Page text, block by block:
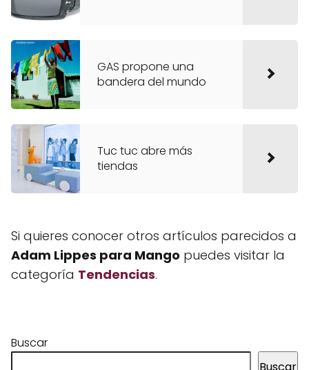
GAS propone una
bandera del mundo
Tuc tuc abre más
tiendas
Si quieres conocer otros artículos parecidos a
Adam Lippes para Mango puedes visitar la
categoría Tendencias.
Buscar